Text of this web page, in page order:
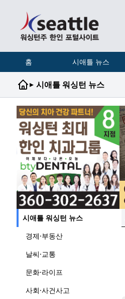
홈 시애틀 뉴스
▸ 시애틀 워싱턴 뉴스
시애틀 워싱턴 뉴스
경제·부동산
날씨·교통
문화·라이프
사회·사건사고